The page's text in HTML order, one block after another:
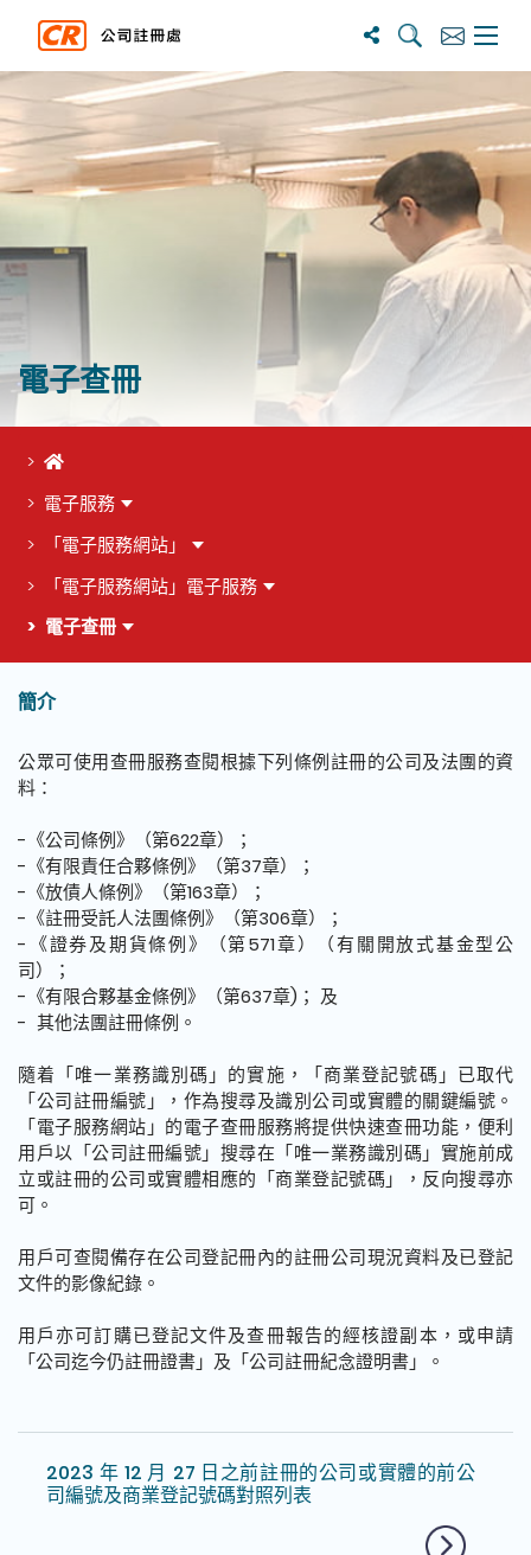
搜寻 订阅主选
電子查冊
首頁
電子服務
「電子服務網站」
「電子服務網站」電子服務
電子查冊
這個頁面的主要內容
簡介
公眾可使用查冊服務查閱根據下列條例註冊的公司及法團的資
料：
-《公司條例》（第622章）；
-《有限責任合夥條例》（第37章）；
-《放債人條例》（第163章）；
-《註冊受託人法團條例》（第306章）；
-《證券及期貨條例》（第571章）（有關開放式基金型公
司）；
-《有限合夥基金條例》（第637章)； 及
- 其他法團註冊條例。
隨着「唯一業務識別碼」的實施，「商業登記號碼」已取代
「公司註冊編號」，作為搜尋及識別公司或實體的關鍵編號。
「電子服務網站」的電子查冊服務將提供快速查冊功能，便利
用戶以「公司註冊編號」搜尋在「唯一業務識別碼」實施前成
立或註冊的公司或實體相應的「商業登記號碼」，反向搜尋亦
可。
用戶可查閱備存在公司登記冊內的註冊公司現況資料及已登記
文件的影像紀錄。
用戶亦可訂購已登記文件及查冊報告的經核證副本，或申請
「公司迄今仍註冊證書」及「公司註冊紀念證明書」。
2023 年 12 月 27 日之前註冊的公司或實體的前公
司編號及商業登記號碼對照列表